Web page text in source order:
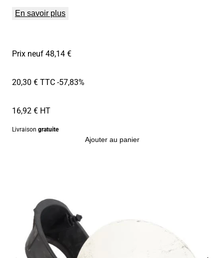
En savoir plus
Prix neuf 48,14 €
20,30 € TTC-57,83%
16,92 € HT
Livraison gratuite
Ajouter au panier